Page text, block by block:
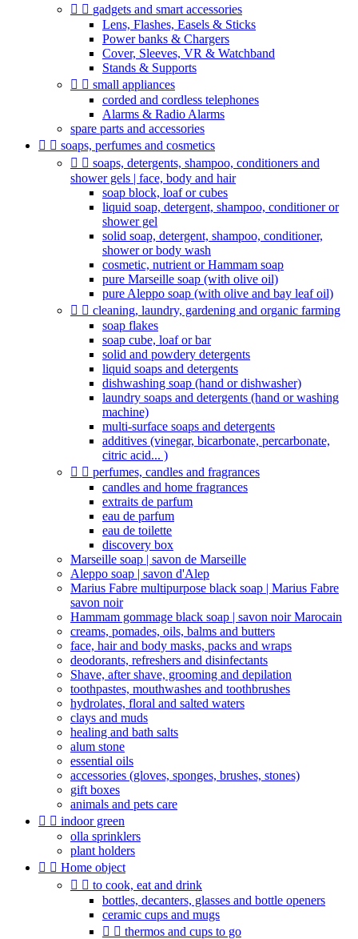
  gadgets and smart accessories
Lens, Flashes, Easels & Sticks
Power banks & Chargers
Cover, Sleeves, VR & Watchband
Stands & Supports
  small appliances
corded and cordless telephones
Alarms & Radio Alarms
spare parts and accessories
  soaps, perfumes and cosmetics
  soaps, detergents, shampoo, conditioners and
shower gels | face, body and hair
soap block, loaf or cubes
liquid soap, detergent, shampoo, conditioner or
shower gel
solid soap, detergent, shampoo, conditioner,
shower or body wash
cosmetic, nutrient or Hammam soap
pure Marseille soap (with olive oil)
pure Aleppo soap (with olive and bay leaf oil)
  cleaning, laundry, gardening and organic farming
soap flakes
soap cube, loaf or bar
solid and powdery detergents
liquid soaps and detergents
dishwashing soap (hand or dishwasher)
laundry soaps and detergents (hand or washing
machine)
multi-surface soaps and detergents
additives (vinegar, bicarbonate, percarbonate,
citric acid... )
  perfumes, candles and fragrances
candles and home fragrances
extraits de parfum
eau de parfum
eau de toilette
discovery box
Marseille soap | savon de Marseille
Aleppo soap | savon d'Alep
Marius Fabre multipurpose black soap | Marius Fabre
savon noir
Hammam gommage black soap | savon noir Marocain
creams, pomades, oils, balms and butters
face, hair and body masks, packs and wraps
deodorants, refreshers and disinfectants
Shave, after shave, grooming and depilation
toothpastes, mouthwashes and toothbrushes
hydrolates, floral and salted waters
clays and muds
healing and bath salts
alum stone
essential oils
accessories (gloves, sponges, brushes, stones)
gift boxes
animals and pets care
  indoor green
olla sprinklers
plant holders
  Home object
  to cook, eat and drink
bottles, decanters, glasses and bottle openers
ceramic cups and mugs
  thermos and cups to go